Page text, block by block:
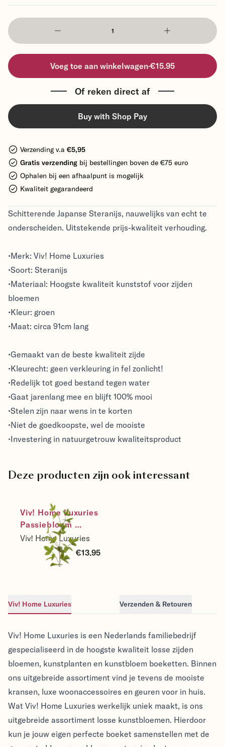
Voeg toe aan winkelwagen·€15.95
Of reken direct af
Buy with Shop Pay
Verzending v.a €5,95
Gratis verzending bij bestellingen boven de €75 euro
Ophalen bij een afhaalpunt is mogelijk
Kwaliteit gegarandeerd
Schitterende Japanse Steranijs, nauwelijks van echt te
onderscheiden. Uitstekende prijs-kwaliteit verhouding.
•Merk: Viv! Home Luxuries
•Soort: Steranijs
•Materiaal: Hoogste kwaliteit kunststof voor zijden
bloemen
•Kleur: groen
•Maat: circa 91cm lang
•Gemaakt van de beste kwaliteit zijde
•Kleurecht: geen verkleuring in fel zonlicht!
•Redelijk tot goed bestand tegen water
•Gaat jarenlang mee en blijft 100% mooi
•Stelen zijn naar wens in te korten
•Niet de goedkoopste, wel de mooiste
•Investering in natuurgetrouw kwaliteitsproduct
Deze producten zijn ook interessant
Viv! Home Luxuries
Passiebloem
bladtak - zijden
bloem - groen -
Viv! Home Luxuries
€13.95
Viv! Home Luxuries Verzenden & Retouren
Viv! Home Luxuries
Viv! Home Luxuries
Viv! Home Luxuries is een Nederlands familiebedrijf
gespecialiseerd in de hoogste kwaliteit losse zijden
bloemen, kunstplanten en kunstbloem boeketten. Binnen
ons uitgebreide assortiment vind je tevens de mooiste
kransen, luxe woonaccessoires en geuren voor in huis.
Wat Viv! Home Luxuries werkelijk uniek maakt, is ons
uitgebreide assortiment losse kunstbloemen. Hierdoor
kun je jouw eigen perfecte boeket samenstellen met de